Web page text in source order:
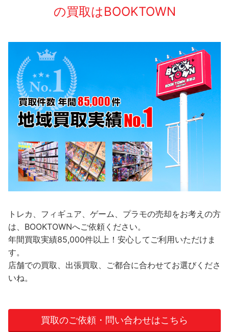
の買取はBOOKTOWN
トレカ、フィギュア、ゲーム、プラモの売却をお考えの方
は、BOOKTOWNへご依頼ください。
年間買取実績85,000件以上！安心してご利用いただけま
す。
店舗での買取、出張買取、ご都合に合わせてお選びくださ
いね。
買取のご依頼・問い合わせはこちら